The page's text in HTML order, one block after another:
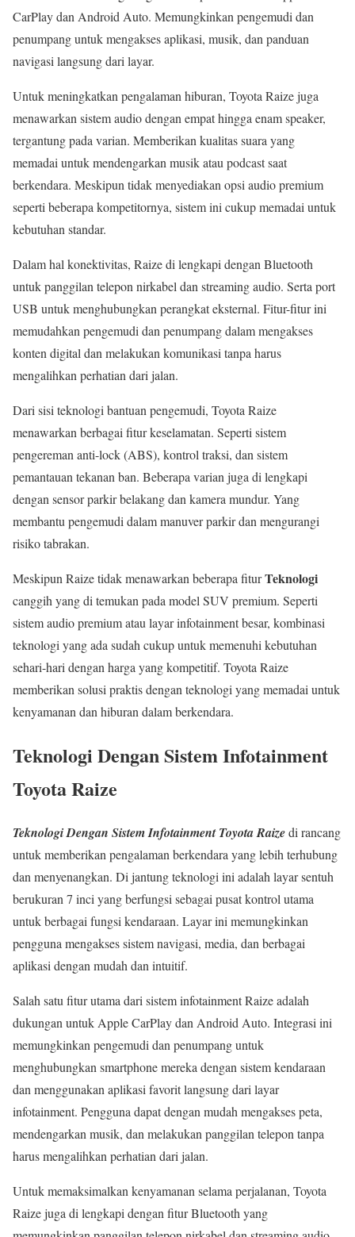
CarPlay dan Android Auto. Memungkinkan pengemudi dan
penumpang untuk mengakses aplikasi, musik, dan panduan
navigasi langsung dari layar.
Untuk meningkatkan pengalaman hiburan, Toyota Raize juga
menawarkan sistem audio dengan empat hingga enam speaker,
tergantung pada varian. Memberikan kualitas suara yang
memadai untuk mendengarkan musik atau podcast saat
berkendara. Meskipun tidak menyediakan opsi audio premium
seperti beberapa kompetitornya, sistem ini cukup memadai untuk
kebutuhan standar.
Dalam hal konektivitas, Raize di lengkapi dengan Bluetooth
untuk panggilan telepon nirkabel dan streaming audio. Serta port
USB untuk menghubungkan perangkat eksternal. Fitur-fitur ini
memudahkan pengemudi dan penumpang dalam mengakses
konten digital dan melakukan komunikasi tanpa harus
mengalihkan perhatian dari jalan.
Dari sisi teknologi bantuan pengemudi, Toyota Raize
menawarkan berbagai fitur keselamatan. Seperti sistem
pengereman anti-lock (ABS), kontrol traksi, dan sistem
pemantauan tekanan ban. Beberapa varian juga di lengkapi
dengan sensor parkir belakang dan kamera mundur. Yang
membantu pengemudi dalam manuver parkir dan mengurangi
risiko tabrakan.
Meskipun Raize tidak menawarkan beberapa fiturTeknologi
canggih yang di temukan pada model SUV premium. Seperti
sistem audio premium atau layar infotainment besar, kombinasi
teknologi yang ada sudah cukup untuk memenuhi kebutuhan
sehari-hari dengan harga yang kompetitif. Toyota Raize
memberikan solusi praktis dengan teknologi yang memadai untuk
kenyamanan dan hiburan dalam berkendara.
Teknologi Dengan Sistem Infotainment
Toyota Raize
Teknologi Dengan Sistem Infotainment Toyota Raizedi rancang
untuk memberikan pengalaman berkendara yang lebih terhubung
dan menyenangkan. Di jantung teknologi ini adalah layar sentuh
berukuran 7 inci yang berfungsi sebagai pusat kontrol utama
untuk berbagai fungsi kendaraan. Layar ini memungkinkan
pengguna mengakses sistem navigasi, media, dan berbagai
aplikasi dengan mudah dan intuitif.
Salah satu fitur utama dari sistem infotainment Raize adalah
dukungan untuk Apple CarPlay dan Android Auto. Integrasi ini
memungkinkan pengemudi dan penumpang untuk
menghubungkan smartphone mereka dengan sistem kendaraan
dan menggunakan aplikasi favorit langsung dari layar
infotainment. Pengguna dapat dengan mudah mengakses peta,
mendengarkan musik, dan melakukan panggilan telepon tanpa
harus mengalihkan perhatian dari jalan.
Untuk memaksimalkan kenyamanan selama perjalanan, Toyota
Raize juga di lengkapi dengan fitur Bluetooth yang